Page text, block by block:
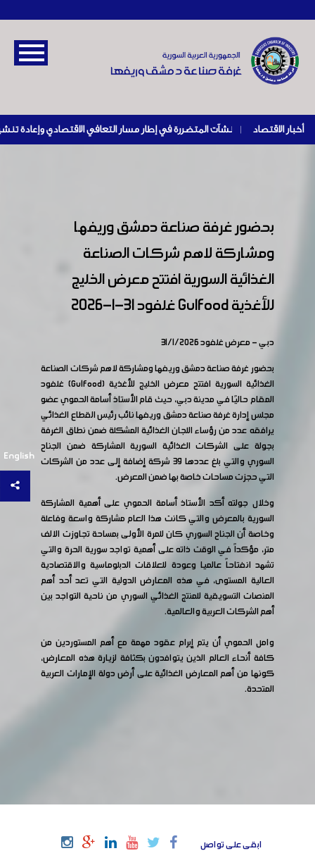
أخبار الاقتصاد |
English
بحضور غرفة صناعة دمشق وريفها
ومشاركة لاهم شركات الصناعة
الغذائية السورية افتتح معرض الخليج
للأغذية Gulfood غلفود 31-1-2026
دبي - معرض غلفود 31/1/2026
بحضور غرفة صناعة دمشق وريفها ومشاركة لاهم شركات الصناعة
الغذائية السورية افتتح معرض الخليج للأغذية (Gulfood) غلفود
المقام حاليًا في مدينة دبي، حيث قام الأستاذ أسامة الحموي عضو
مجلس إدارة غرفة صناعة دمشق وريفها نائب رئيس القطاع الغذائي
يرافقه عدد من رؤساء اللجان الغذائية المشكلة ضمن نطاق الغرفة
بجولة على الشركات الغذائية السورية المشاركة ضمن الجناح
السوري والتي بلغ عددها ٣٩ شركة إضافة إلى عدد من الشركات
التي حجزت مساحات خاصة بها ضمن المعرض.
وخلال جولته أكد الأستاذ أسامة الحموي على أهمية المشاركة
السورية بالمعرض والتي كانت هذا العام مشاركة واسعة وفاعلة
وخاصة أن الجناح السوري كان للمرة الأولى بمساحة تجاوزت الالف
متر، مؤكداً في الوقت ذاته على أهمية تواجد سورية الحرة والتي
تشهد انفتاحاً عالميا وعودة للعلاقات الدبلوماسية والاقتصادية
العالية المستوى، في هذه المعارض الدولية التي تعد أحد أهم
المنصات التسويقية للمنتج الغذائي السوري من ناحية التواجد بين
أهم الشركات العربية والعالمية.
وامل الحموي أن يتم إبرام عقود مهمة مع أهم المستوردين من
كافة أنحاء العالم الذين يتوافدون بكثافة لزيارة هذه المعارض،
كونها من أهم المعارض الغذائية على أرض دولة الإمارات العربية
المتحدة.
ابقى على تواصل